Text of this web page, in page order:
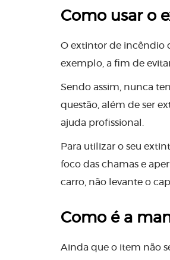
Como usar o
O extintor de incêndio
exemplo, a fim de
Sendo assim, nunca
questão, além de ser
ajuda profissional.
Para utilizar o seu
foco das chamas e
carro, não levante o
Como é a
Ainda que o item não